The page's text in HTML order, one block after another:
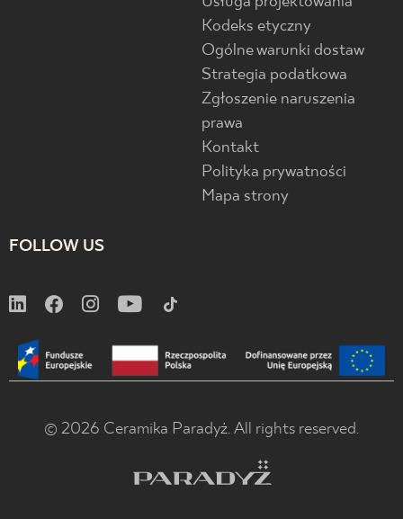
Kodeks etyczny
Ogólne warunki dostaw
Strategia podatkowa
Zgłoszenie naruszenia
prawa
Kontakt
Polityka prywatności
Mapa strony
FOLLOW US
© 2026 Ceramika Paradyż. All rights reserved.